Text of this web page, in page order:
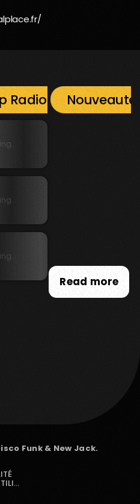
Radio Funk
Read more
Funk & New Jack.
CONDITIONS GÉNÉRALES D’UTILISATION